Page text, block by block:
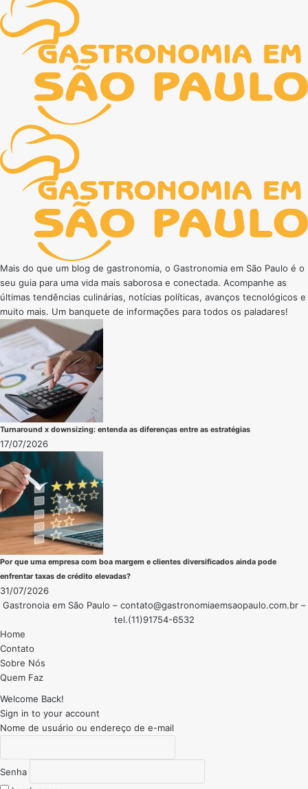
Mais do que um blog de gastronomia, o Gastronomia em São Paulo é o
seu guia para uma vida mais saborosa e conectada. Acompanhe as
últimas tendências culinárias, notícias políticas, avanços tecnológicos e
muito mais. Um banquete de informações para todos os paladares!
Turnaround x downsizing: entenda as diferenças entre as estratégias
17/07/2026
Por que uma empresa com boa margem e clientes diversificados ainda pode
enfrentar taxas de crédito elevadas?
31/07/2026
Gastronoia em São Paulo – contato@gastronomiaemsaopaulo.com.br–
tel.(11)91754-6532
Home
Contato
Sobre Nós
Quem Faz
Welcome Back!
Sign in to your account
Nome de usuário ou endereço de e-mail
Senha